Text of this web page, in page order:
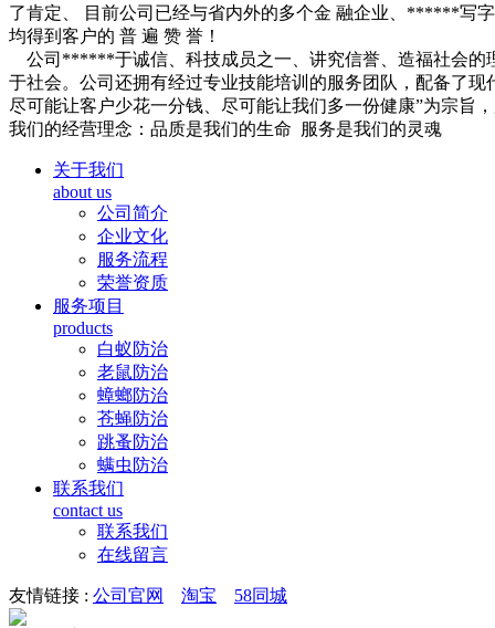
了肯定、 目前公司已经与省内外的多个金 融企业、******写
均得到客户的 普 遍 赞 誉！
公司******于诚信、科技成员之一、讲究信誉、造福社会的
于社会。公司还拥有经过专业技能培训的服务团队，配备了
尽可能让客户少花一分钱、尽可能让我们多一份健康”为宗旨
我们的经营理念：品质是我们的生命 服务是我们的灵魂
关于我们
about us
公司简介
企业文化
服务流程
荣誉资质
服务项目
products
白蚁防治
老鼠防治
蟑螂防治
苍蝇防治
跳蚤防治
螨虫防治
联系我们
contact us
联系我们
在线留言
友情链接 : 公司官网 淘宝 58同城